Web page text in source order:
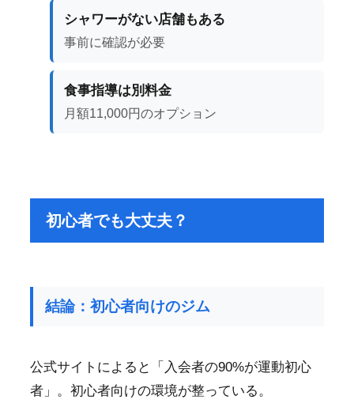
シャワーがない店舗もある
事前に確認が必要
食事指導は別料金
月額11,000円のオプション
初心者でも大丈夫？
結論：初心者向けのジム
公式サイトによると「入会者の90%が運動初心
者」。初心者向けの環境が整っている。